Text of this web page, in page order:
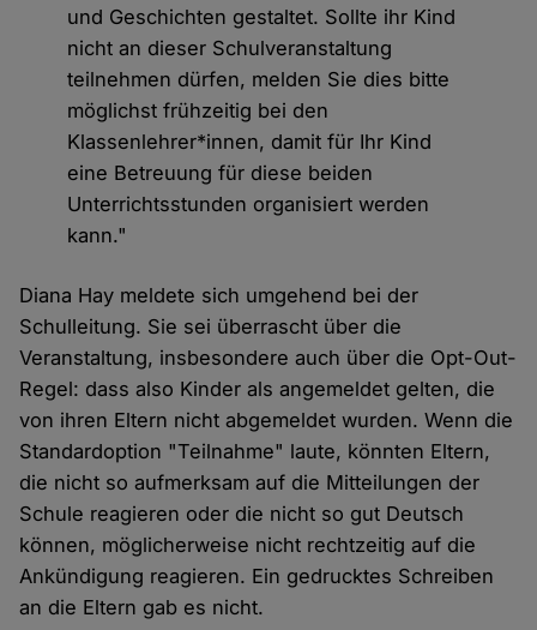
und Geschichten gestaltet. Sollte ihr Kind
nicht an dieser Schulveranstaltung
teilnehmen dürfen, melden Sie dies bitte
möglichst frühzeitig bei den
Klassenlehrer*innen, damit für Ihr Kind
eine Betreuung für diese beiden
Unterrichtsstunden organisiert werden
kann."
Diana Hay meldete sich umgehend bei der
Schulleitung. Sie sei überrascht über die
Veranstaltung, insbesondere auch über die Opt-Out-
Regel: dass also Kinder als angemeldet gelten, die
von ihren Eltern nicht abgemeldet wurden. Wenn die
Standardoption "Teilnahme" laute, könnten Eltern,
die nicht so aufmerksam auf die Mitteilungen der
Schule reagieren oder die nicht so gut Deutsch
können, möglicherweise nicht rechtzeitig auf die
Ankündigung reagieren. Ein gedrucktes Schreiben
an die Eltern gab es nicht.